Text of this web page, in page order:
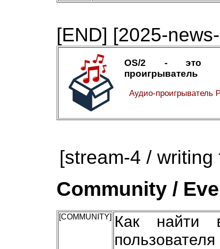
[END] [2025-
OS/2 - это
проигрыватель
Аудио-проигрыватель
[stream-4 / writing
Community /
[COMMUNITY] Как найти